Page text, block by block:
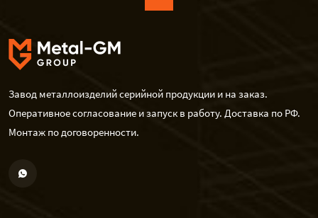
Завод металлоизделий серийной продукции и на заказ.
Оперативное согласование и запуск в работу. Доставка по РФ.
Монтаж по договоренности.